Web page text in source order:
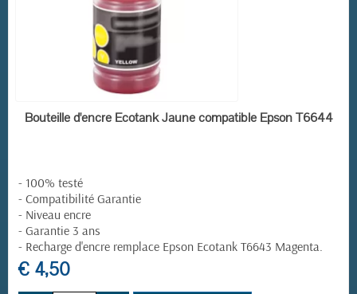
EN STOCK
Bouteille d'encre Ecotank Jaune compatible Epson T6644
- 100% testé
- Compatibilité Garantie
- Niveau encre
- Garantie 3 ans
- Recharge d'encre remplace Epson Ecotank T6643 Magenta.
€ 4,50